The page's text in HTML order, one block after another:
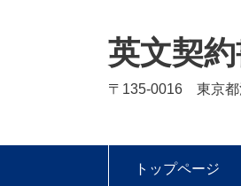
英文契
〒135-0016 東京
トップページ